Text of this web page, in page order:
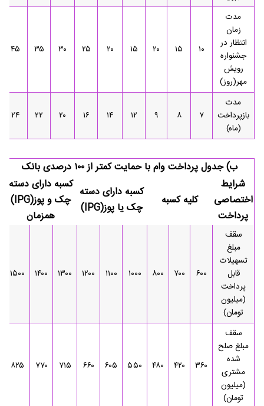
مدت
زمان
انتظار در
جشنواره
رویش
مهر(روز)
۱۰ ۱۵ ۲۰ ۱۵ ۲۰ ۲۵ ۳۰ ۳۵ ۴۵
مدت
بازپرداخت
(ماه)
۷ ۸ ۹ ۱۲ ۱۴ ۱۶ ۲۰ ۲۲ ۲۴
ب) جدول پرداخت وام با حمایت کمتر از ۱۰۰ درصدی بانک
شرایط
اختصاصی
پرداخت
کلیه کسبه
کسبه دارای دسته
چک یا پوز(IPG)
کسبه دارای دسته
چک و پوز(IPG)
همزمان
سقف
مبلغ
تسهیلات
قابل
پرداخت
(میلیون
تومان)
۶۰۰ ۷۰۰ ۸۰۰ ۱۰۰۰ ۱۱۰۰ ۱۲۰۰ ۱۳۰۰ ۱۴۰۰ ۱۵۰۰
سقف
مبلغ صلح
شده
مشتری
(میلیون
تومان)
۳۶۰ ۴۲۰ ۴۸۰ ۵۵۰ ۶۰۵ ۶۶۰ ۷۱۵ ۷۷۰ ۸۲۵